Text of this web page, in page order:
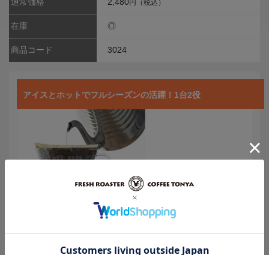
円（税込）
在庫 ◎
商品コード 3024
アイスとホットでフルシーズンの活躍！1台2役